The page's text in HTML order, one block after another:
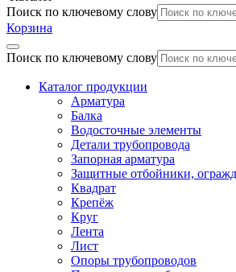
Поиск по ключевому слову
Корзина
Поиск по ключевому слову
Каталог продукции
Арматура
Балка
Водосточные элементы
Детали трубопровода
Запорная арматура
Защитные отбойники,
Квадрат
Крепёж
Круг
Лента
Лист
Опоры трубопроводов